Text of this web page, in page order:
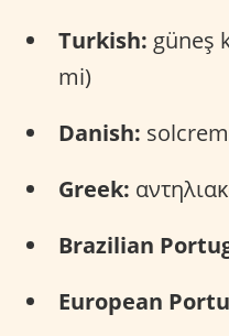
Turkish: güneş
mi)
Danish:
Greek:
Brazilian
European